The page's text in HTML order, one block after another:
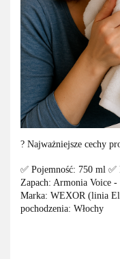
? Najważniejsze cechy
✅ Pojemność: 750 ml
Zapach: Armonia Voice
Marka: WEXOR (linia
pochodzenia: Włochy